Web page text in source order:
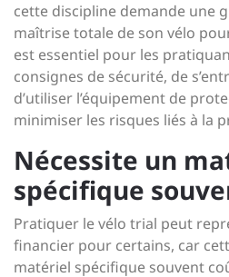
cette discipline demande une
maîtrise totale de son vélo
est essentiel pour les
consignes de sécurité, de
d’utiliser l’équipement de
minimiser les risques liés à la
Nécessite un
spécifique
Pratiquer le vélo trial peut
financier pour certains, car
matériel spécifique souvent